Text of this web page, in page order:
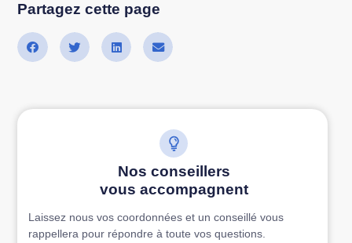
Partagez cette page
Nos conseillers
vous accompagnent
Laissez nous vos coordonnées et un conseillé vous
rappellera pour répondre à toute vos questions.